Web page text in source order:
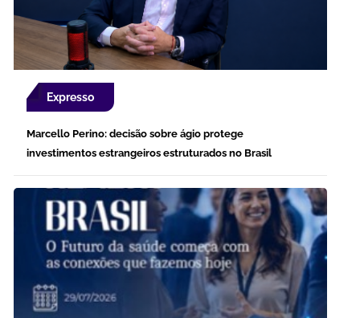
Expresso
Marcello Perino: decisão sobre ágio protege
investimentos estrangeiros estruturados no Brasil